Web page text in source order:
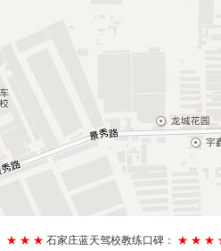
★ ★ ★ 石家庄蓝天驾校教练口碑： ★ ★ ★